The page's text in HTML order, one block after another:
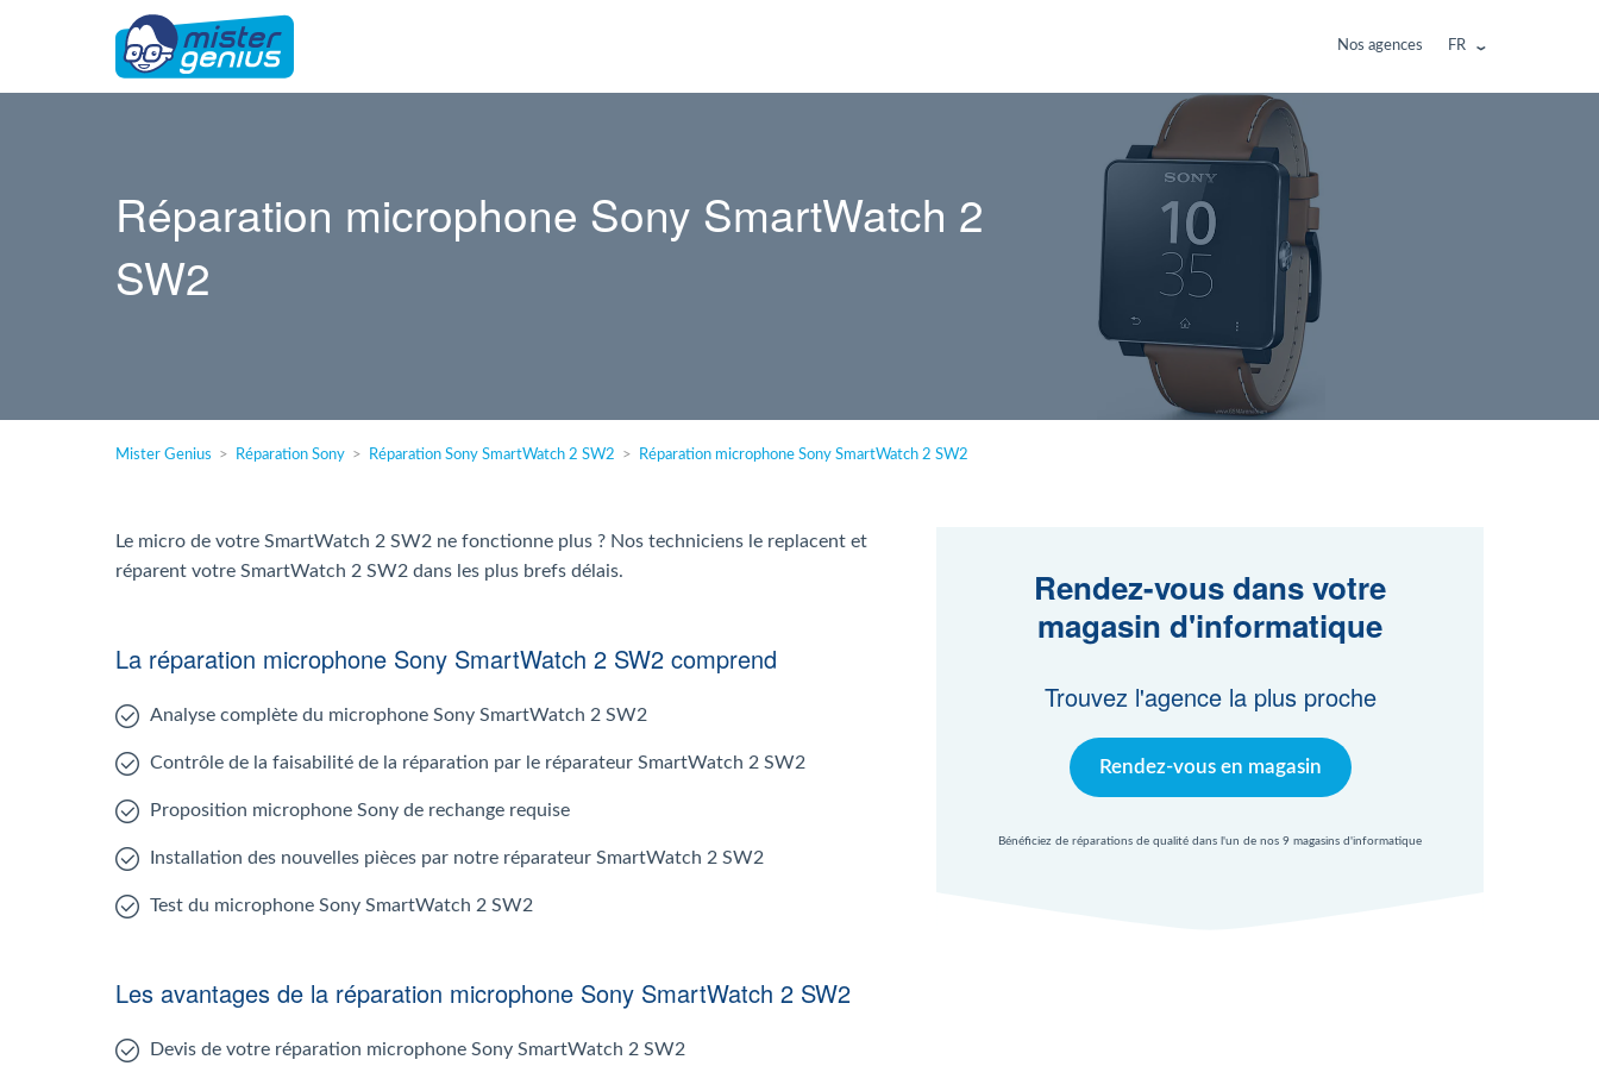
Nos agences FR
Réparation microphone Sony SmartWatch 2
SW2
Mister Genius Réparation Sony Réparation Sony SmartWatch 2 SW2 Réparation microphone Sony SmartWatch 2 SW2
Le micro de votre SmartWatch 2 SW2 ne fonctionne plus ? Nos techniciens le replacent et
réparent votre SmartWatch 2 SW2 dans les plus brefs délais.
Rendez-vous dans votre
magasin d'informatique
Trouvez l'agence la plus proche
Rendez-vous en magasin
Bénéficiez de réparations de qualité dans l'un de nos 9 magasins d'informatique
La réparation microphone Sony SmartWatch 2 SW2 comprend
Analyse complète du microphone Sony SmartWatch 2 SW2
Contrôle de la faisabilité de la réparation par le réparateur SmartWatch 2 SW2
Proposition microphone Sony de rechange requise
Installation des nouvelles pièces par notre réparateur SmartWatch 2 SW2
Test du microphone Sony SmartWatch 2 SW2
Les avantages de la réparation microphone Sony SmartWatch 2 SW2
Devis de votre réparation microphone Sony SmartWatch 2 SW2